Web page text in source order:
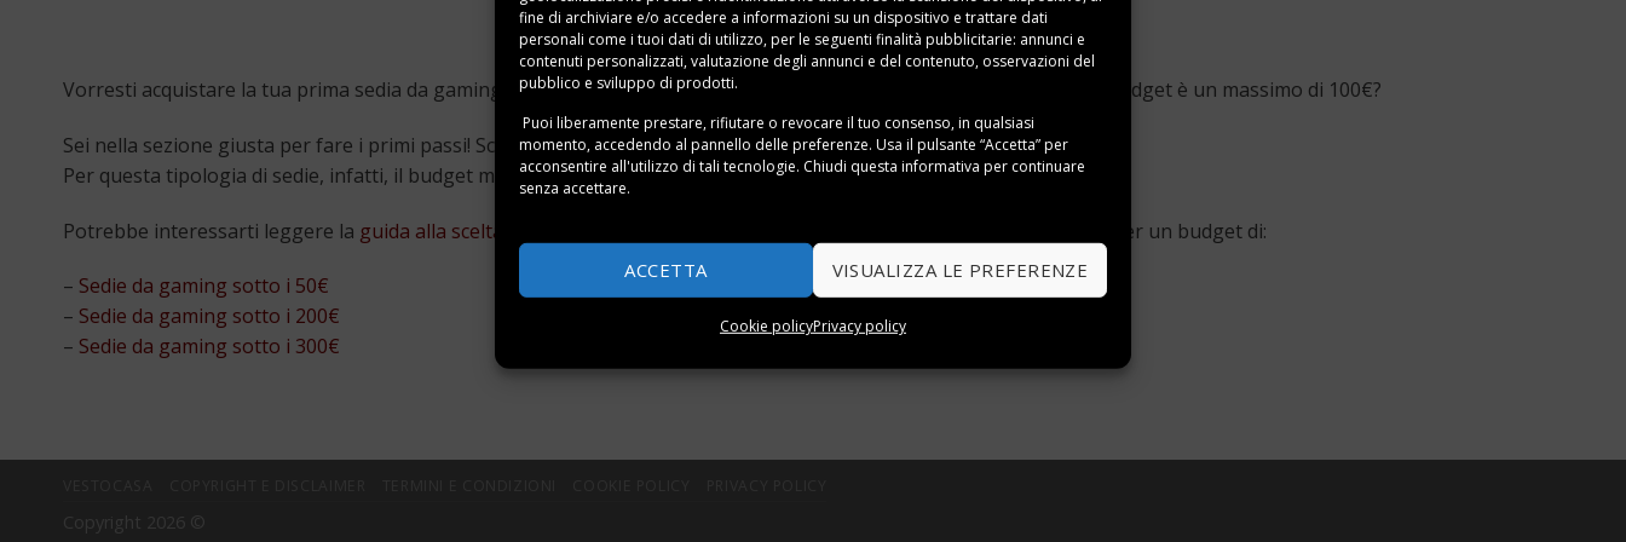
fine di archiviare e/o accedere a informazioni su un dispositivo e trattare dati
personali come i tuoi dati di utilizzo, per le seguenti finalità pubblicitarie: annunci e
contenuti personalizzati, valutazione degli annunci e del contenuto, osservazioni del
pubblico e sviluppo di prodotti.
Puoi liberamente prestare, rifiutare o revocare il tuo consenso, in qualsiasi
momento, accedendo al pannello delle preferenze. Usa il pulsante “Accetta” per
acconsentire all'utilizzo di tali tecnologie. Chiudi questa informativa per continuare
senza accettare.
ACCETTA VISUALIZZA LE PREFERENZE
Cookie policyPrivacy policy
Vorresti acquistare la tua prima sedia da gaming ma non sai quale scegliere? Non vorresti spendere troppo e il tuo budget è un massimo di 100€?
Sei nella sezione giusta per fare i primi passi! Scopri quali sono lemigliori sedie da gaming sotto 100 euro.
Per questa tipologia di sedie, infatti, il budget minimo sono proprio 100€
Potrebbe interessarti leggere la guida alla scelta delle sedie da gaming od andare direttamente a scoprire le offerte per un budget di:
– Sedie da gaming sotto i 50€
– Sedie da gaming sotto i 200€
– Sedie da gaming sotto i 300€
Copyright 2026 ©